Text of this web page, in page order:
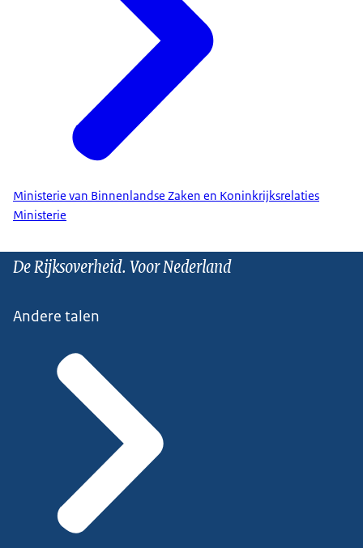
Ministerie van Binnenlandse Zaken en Koninkrijksrelaties
Ministerie
De Rijksoverheid. Voor Nederland
Andere talen